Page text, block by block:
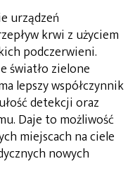
urządzeń
krwi z użyciem
podczerwieni.
światło zielone
lepszy współczynnik
detekcji oraz
Daje to możliwość
miejscach na ciele
nowych